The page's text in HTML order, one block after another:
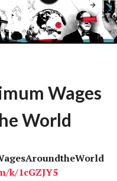
Wages
World
/k/1cGZJY5